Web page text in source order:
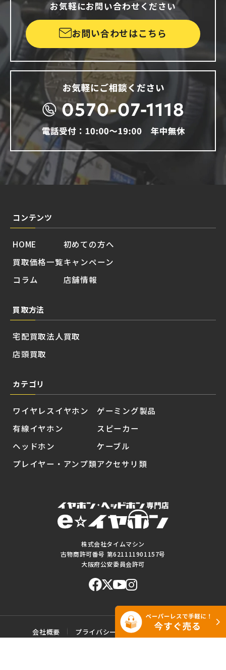
お気軽にお問い合わせください
お問い合わせはこちら
株式会社タイムマシン
古物商許可番号 第621111901157号
大阪府公安委員会許可
コンテンツ
HOME
買取価格一覧
コラム
初めての方へ
キャンペーン
店舗情報
買取方法
宅配買取
店頭買取
法人買取
カテゴリ
ワイヤレスイヤホン
有線イヤホン
ヘッドホン
プレイヤー・アンプ類
ゲーミング製品
スピーカー
ケーブル
アクセサリ類
会社概要 プライバシーポリシー
ご利用規約